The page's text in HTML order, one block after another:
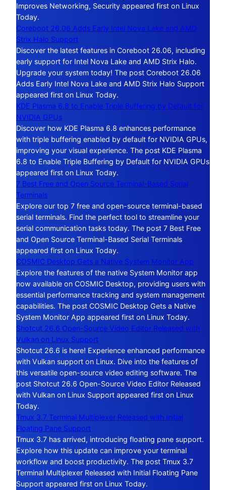
Improves Networking, Security appeared first on Linux
Today.
Coreboot 26.06 Adds Early Intel Nova Lake and AMD
Strix Halo Support
Discover the latest features in Coreboot 26.06, including
early support for Intel Nova Lake and AMD Strix Halo.
Upgrade your system today! The post Coreboot 26.06
Adds Early Intel Nova Lake and AMD Strix Halo Support
appeared first on Linux Today.
KDE Plasma 6.8 to Enable Triple Buffering by Default for
NVIDIA GPUs
Discover how KDE Plasma 6.8 enhances performance
with triple buffering enabled by default for NVIDIA GPUs,
improving your visual experience. The post KDE Plasma
6.8 to Enable Triple Buffering by Default for NVIDIA GPUs
appeared first on Linux Today.
7 Best Free and Open Source Terminal-Based Serial
Terminals
Explore our top 7 free and open-source terminal-based
serial terminals. Find the perfect tool to streamline your
serial communication tasks today. The post 7 Best Free
and Open Source Terminal-Based Serial Terminals
appeared first on Linux Today.
COSMIC Desktop Gets a Native System Monitor App
Explore the features of the native System Monitor app
now available on COSMIC Desktop, providing users with
essential performance tracking and system management
capabilities. The post COSMIC Desktop Gets a Native
System Monitor App appeared first on Linux Today.
Shotcut 26.6 Open-Source Video Editor Released with
Vulkan on Linux Support
Shotcut 26.6 is here! Experience enhanced performance
with Vulkan support on Linux. Dive into the features of
this versatile open-source video editing software. The
post Shotcut 26.6 Open-Source Video Editor Released
with Vulkan on Linux Support appeared first on Linux
Today.
Tmux 3.7 Terminal Multiplexer Released with Initial
Floating Pane Support
Tmux 3.7 has arrived, introducing floating pane support.
Explore how this update can improve your terminal
workflow and boost productivity. The post Tmux 3.7
Terminal Multiplexer Released with Initial Floating Pane
Support appeared first on Linux Today.